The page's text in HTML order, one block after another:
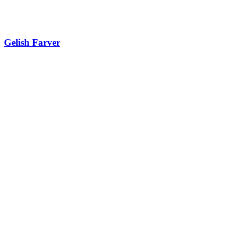
Gelish Farver